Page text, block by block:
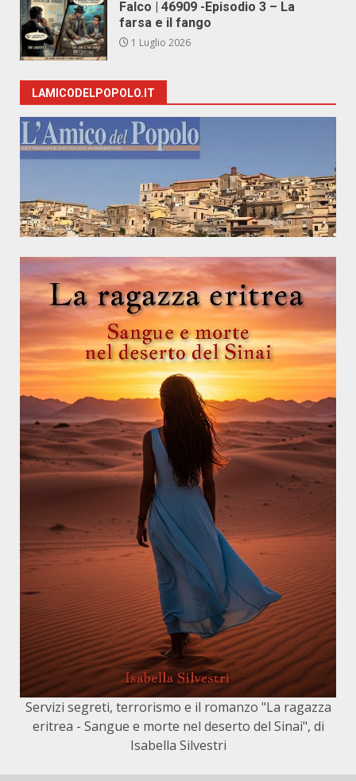
Falco | 46909 -Episodio 3 – La
farsa e il fango
1 Luglio 2026
LAMICODELPOPOLO.IT
Servizi segreti, terrorismo e il romanzo "La ragazza
eritrea - Sangue e morte nel deserto del Sinai", di
Isabella Silvestri